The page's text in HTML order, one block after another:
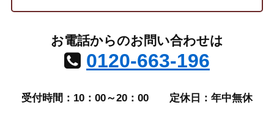
お電話からのお問い合わせは
0120-663-196
受付時間：10：00～20：00 定休日：年中無休